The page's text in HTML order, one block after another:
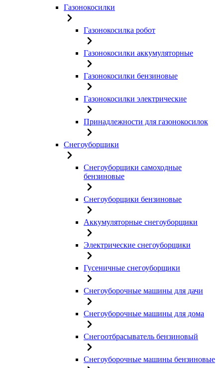
Газонокосилки
Газонокосилка робот
Газонокосилки аккумуляторные
Газонокосилки бензиновые
Газонокосилки электрические
Принадлежности для газонокосилок
Снегоуборщики
Снегоуборщики самоходные
бензиновые
Снегоуборщики бензиновые
Аккумуляторные снегоуборщики
Электрические снегоуборщики
Гусеничные снегоуборщики
Снегоуборочные машины для дачи
Снегоуборочные машины для дома
Снегоотбрасыватель бензиновый
Снегоуборочные машины бензиновые